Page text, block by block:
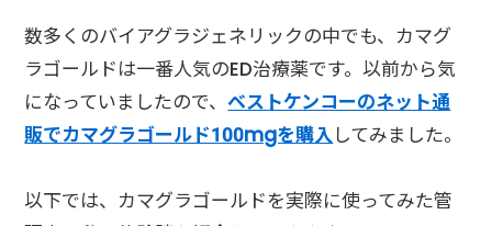
数多くのバイアグラジェネリックの中でも、カマグ
ラゴールドは一番人気のED治療薬です。以前から気
になっていましたので、ベストケンコーのネット通
販でカマグラゴールド100mgを購入してみました。
以下では、カマグラゴールドを実際に使ってみた管